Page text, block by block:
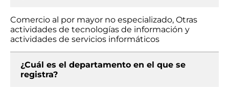
Comercio al por mayor no especializado, Otras
actividades de tecnologías de información y
actividades de servicios informáticos
¿Cuál es el departamento en el que se
registra?